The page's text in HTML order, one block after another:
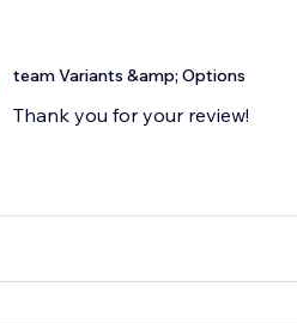
team Variants &amp; Options
Thank you for your review!